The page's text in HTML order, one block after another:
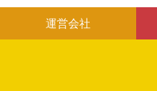
運営会社